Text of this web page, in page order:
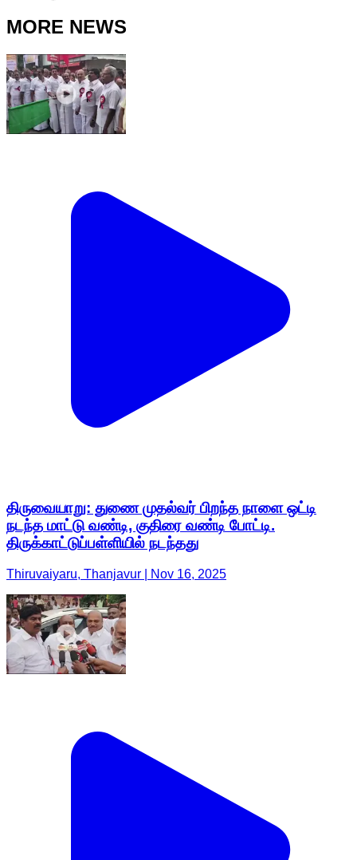
MORE NEWS
திருவையாறு: துணை முதல்வர் பிறந்த நாளை ஒட்டி
நடந்த மாட்டு வண்டி, குதிரை வண்டி போட்டி.
திருக்காட்டுப்பள்ளியில் நடந்தது
Thiruvaiyaru, Thanjavur | Nov 16, 2025